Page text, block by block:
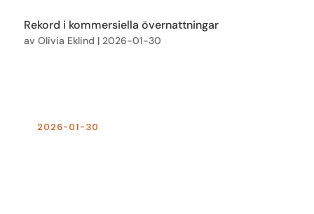
Rekord i kommersiella övernattningar
avOlivia Eklind |2026-01-30
2026-01-30